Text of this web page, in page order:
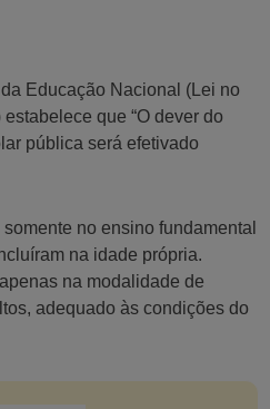
Educação Nacional (Lei no
que “O dever do
pública será efetivado
no ensino fundamental
na idade própria.
na modalidade de
adequado às condições do